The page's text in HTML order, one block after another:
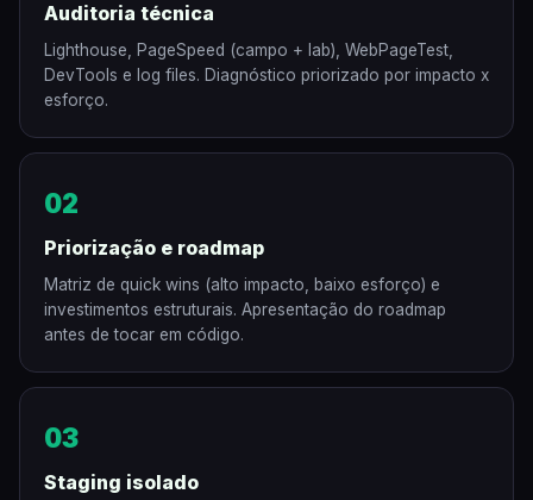
Auditoria técnica
Lighthouse, PageSpeed (campo + lab), WebPageTest,
DevTools e log files. Diagnóstico priorizado por impacto x
esforço.
02
Priorização e roadmap
Matriz de quick wins (alto impacto, baixo esforço) e
investimentos estruturais. Apresentação do roadmap
antes de tocar em código.
03
Staging isolado